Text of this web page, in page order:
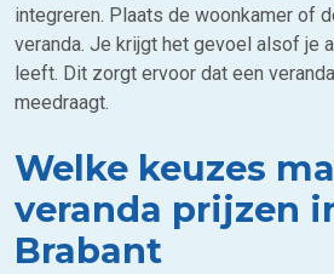
integreren. Plaats de woonkamer of
veranda. Je krijgt het gevoel alsof je
leeft. Dit zorgt ervoor dat een
meedraagt.
Welke keuzes
veranda prijzen
Brabant